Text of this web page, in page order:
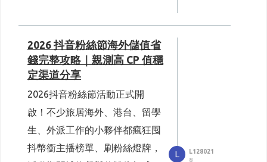
1.5%-2.5%的貨幣轉換手續費，
這也是大多數人容易忽略的隱藏
開銷。
第二個則是平台固定高匯率的陷
阱。克拉克拉官方內建的儲值匯
率，並非市場即時浮動匯率，而
是平台自行制訂的偏高匯率。除
此之外，海外銀行刷卡結算使用
本挑戰。
3. 第五人格 × 中國極地研究中心公益
聯動「最南端的秘境」
冒險家珍奇時裝－穿越冰穹
（免費紫皮，活動直接取得）
限定獎勵：珍奇傢俱極地操作
台、限定頭像框、稱號標籤、
塗鴉、歸宿唱片
4. 月度核心大版本維護（年度重點更
新｜8月13日）
全新監管者「心獸」正式上
充值踩坑的问题集中爆发，我在
海外生活多年，每届抖音大型活
动都会囤抖币，踩过不少雷，今
天单纯分享个人真实体验，聊聊
海外充值普遍存在的痛点，顺带
分享一个自用很久、综合体验不
错的充值方式，纯个人经验分
2026 抖音粉絲節海外儲值省
錢完整攻略｜親測高 CP 值穩
定渠道分享
2026抖音粉絲節活動正式開
啟！不少旅居海外、港台、留學
生、外派工作的小夥伴都瘋狂囤
抖幣衝主播榜單、刷粉絲燈牌，
L
L128021
8